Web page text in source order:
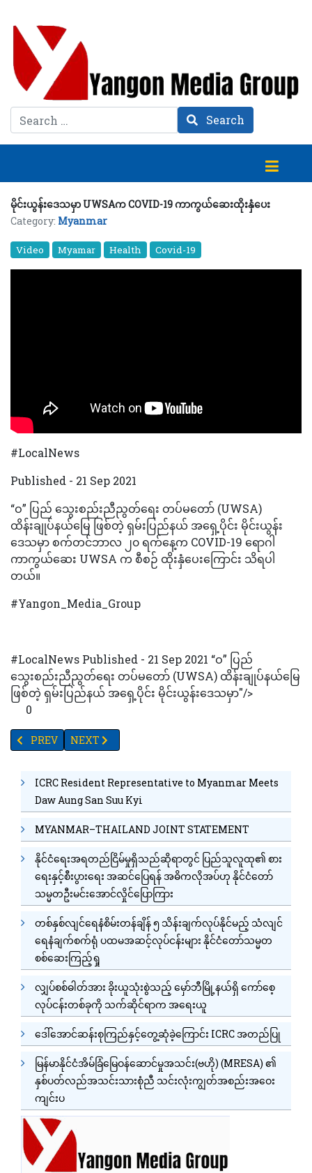
Search Search
မိုင်းယွန်းဒေသမှာ UWSAက COVID-19 ကာကွယ်ဆေးထိုးနှံပေး
Category: Myanmar
Video Myamar Health Covid-19
#LocalNews
Published - 21 Sep 2021
“ဝ” ပြည် သွေးစည်းညီညွတ်ရေး တပ်မတော် (UWSA)
ထိန်းချုပ်နယ်မြေ ဖြစ်တဲ့ ရှမ်းပြည်နယ် အရှေ့ပိုင်း မိုင်းယွန်း
ဒေသမှာ စက်တင်ဘာလ ၂၀ ရက်နေ့က COVID-19 ရောဂါ
ကာကွယ်ဆေး UWSA က စီစဉ် ထိုးနှံပေးကြောင်း သိရပါ
တယ်။
#Yangon_Media_Group
#LocalNews Published - 21 Sep 2021 “ဝ” ပြည်
သွေးစည်းညီညွတ်ရေး တပ်မတော် (UWSA) ထိန်းချုပ်နယ်မြေ
ဖြစ်တဲ့ ရှမ်းပြည်နယ် အရှေ့ပိုင်း မိုင်းယွန်းဒေသမှာ"/>
0
PREVIOUS ARTICLE: မိကျောင်းမွေးမြူရေးစခန်းကို ကိုဗစ်ကြ
PREV NEXT ARTICLE: ပုဂ္ဂလိက ကော်ဖီစိုက်ခင်း ဧရိယာရှိကျူ
NEXT
ICRC Resident Representative to Myanmar Meets
Daw Aung San Suu Kyi
MYANMAR–THAILAND JOINT STATEMENT
နိုင်ငံရေးအရတည်ငြိမ်မှုရှိသည်ဆိုရာတွင် ပြည်သူလူထု၏ စား
ရေးနှင့်စီးပွားရေး အဆင်ပြေရန် အဓိကလိုအပ်ဟု နိုင်ငံတော်
သမ္မတဦးမင်းအောင်လှိုင်ပြောကြား
တစ်နှစ်လျင်ရေနံစိမ်းတန်ချိန် ၅ သိန်းချက်လုပ်နိုင်မည့် သံလျင်
ရေနံချက်စက်ရုံ ပထမအဆင့်လုပ်ငန်းများ နိုင်ငံတော်သမ္မတ
စစ်ဆေးကြည့်ရှု
လျှပ်စစ်ဓါတ်အား ခိုးယူသုံးစွဲသည့် မှော်ဘီမြို့နယ်ရှိ ကော်စေ့
လုပ်ငန်းတစ်ခုကို သက်ဆိုင်ရာက အရေးယူ
ဒေါ်အောင်ဆန်းစုကြည်နှင့်တွေ့ဆုံခဲ့ကြောင်း ICRC အတည်ပြု
မြန်မာနိုင်ငံအိမ်ခြံမြေဝန်ဆောင်မှုအသင်း(ဗဟို) (MRESA) ၏
နှစ်ပတ်လည်အသင်းသားစုံညီ သင်းလုံးကျွတ်အစည်းအဝေး
ကျင်းပ